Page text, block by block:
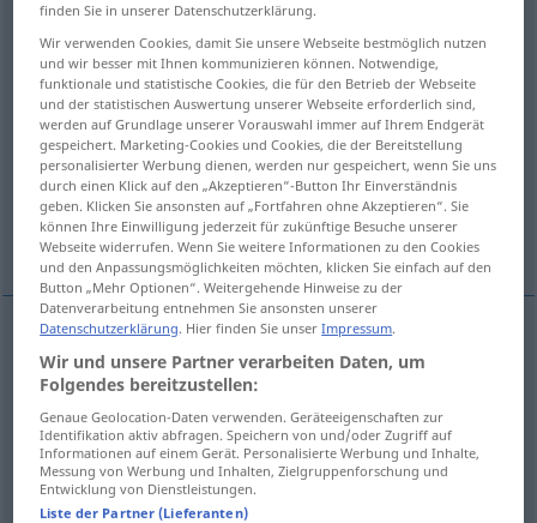
senile [ˈsiːnail]adj
Übersicht aller Übersetzungen
(Für mehr Details die Übersetzung anklicken/antippen)
senil, greisenhaft Alters…
durch fortgeschrittene Erosion weitgehend
abgetragen
senil,greisenhaft senile
Alters… senilerelating to old age
finden Sie in unserer Datenschutzerklärung.
Wir verwenden Cookies, damit Sie unsere Webseite bestmöglich nutzen
und wir besser mit Ihnen kommunizieren können. Notwendige,
funktionale und statistische Cookies, die für den Betrieb der Webseite
und der statistischen Auswertung unserer Webseite erforderlich sind,
werden auf Grundlage unserer Vorauswahl immer auf Ihrem Endgerät
gespeichert. Marketing-Cookies und Cookies, die der Bereitstellung
personalisierter Werbung dienen, werden nur gespeichert, wenn Sie uns
durch einen Klick auf den „Akzeptieren“-Button Ihr Einverständnis
geben. Klicken Sie ansonsten auf „Fortfahren ohne Akzeptieren“. Sie
können Ihre Einwilligung jederzeit für zukünftige Besuche unserer
Webseite widerrufen. Wenn Sie weitere Informationen zu den Cookies
und den Anpassungsmöglichkeiten möchten, klicken Sie einfach auf den
Button „Mehr Optionen“. Weitergehende Hinweise zu der
Datenverarbeitung entnehmen Sie ansonsten unserer
Datenschutzerklärung. Hier finden Sie unserImpressum.
Wir und unsere Partner verarbeiten Daten, um
Folgendes bereitzustellen:
Genaue Geolocation-Daten verwenden. Geräteeigenschaften zur
Identifikation aktiv abfragen. Speichern von und/oder Zugriff auf
Informationen auf einem Gerät. Personalisierte Werbung und Inhalte,
Messung von Werbung und Inhalten, Zielgruppenforschung und
Entwicklung von Dienstleistungen.
Liste der Partner (Lieferanten)